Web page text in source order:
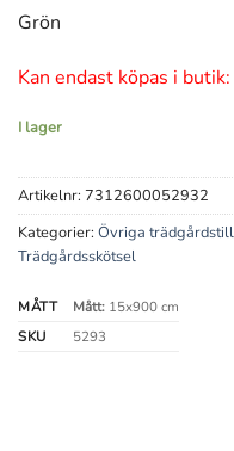
Grön
Kan endast köpas i
I lager
Artikelnr: 7312600052932
Kategorier: Övriga
Trädgårdsskötsel
MÅTT Mått:15x900 cm
SKU
5293